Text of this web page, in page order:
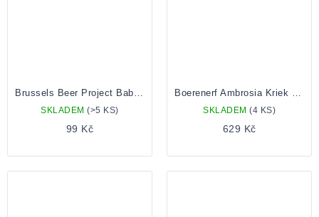
SKLADEM(>5 KS)
99 Kč
SKLADEM (4 KS)
629 Kč